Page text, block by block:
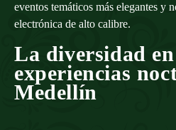
eventos temáticos más elegantes y
electrónica de alto calibre.
La diversidad
experiencias
Medellín